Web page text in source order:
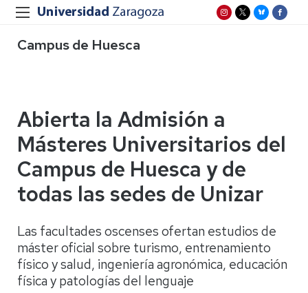
Campus de Huesca
Abierta la Admisión a
Másteres Universitarios del
Campus de Huesca y de
todas las sedes de Unizar
Las facultades oscenses ofertan estudios de
máster oficial sobre turismo, entrenamiento
físico y salud, ingeniería agronómica, educación
física y patologías del lenguaje